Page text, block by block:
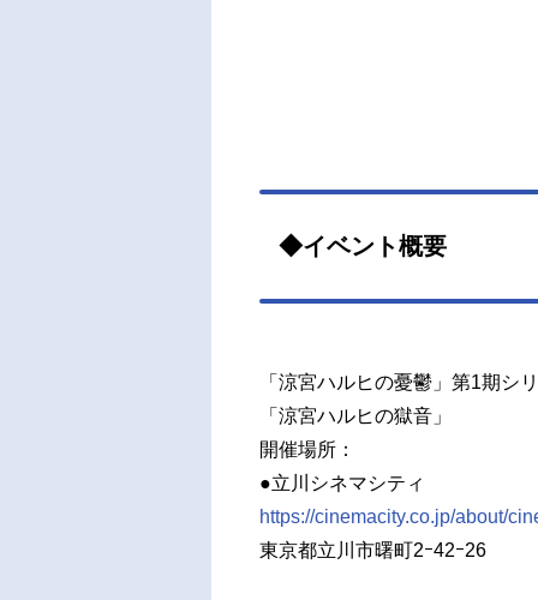
◆イベント概要
「涼宮ハルヒの憂鬱」第1期シ
「涼宮ハルヒの獄音」
開催場所：
●立川シネマシティ
https://cinemacity.co.jp/about/
東京都立川市曙町2ｰ42ｰ26